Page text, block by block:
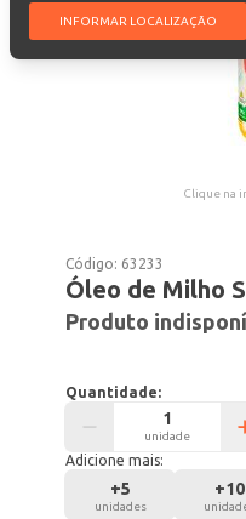
INFORMAR LOCALIZAÇÃO
Clique na
Código: 63233
Óleo de Milho
Produto
Quantidade:
unidade
Adicione mais:
+5
unidades
+10